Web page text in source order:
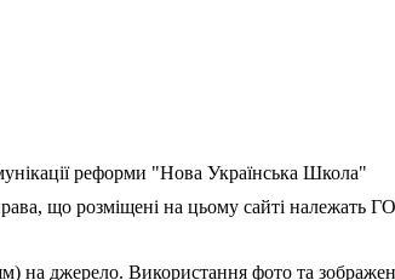
реформи "Нова Українська Школа"
що розміщені на цьому сайті належать ГО
на джерело. Використання фото та